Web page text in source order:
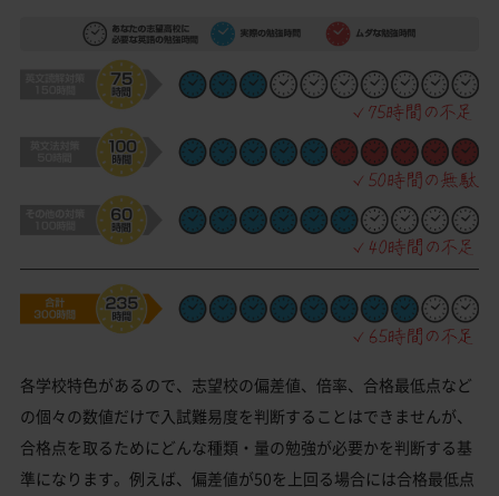
各学校特色があるので、志望校の偏差値、倍率、合格最低点など
の個々の数値だけで入試難易度を判断することはできませんが、
合格点を取るためにどんな種類・量の勉強が必要かを判断する基
準になります。例えば、偏差値が50を上回る場合には合格最低点